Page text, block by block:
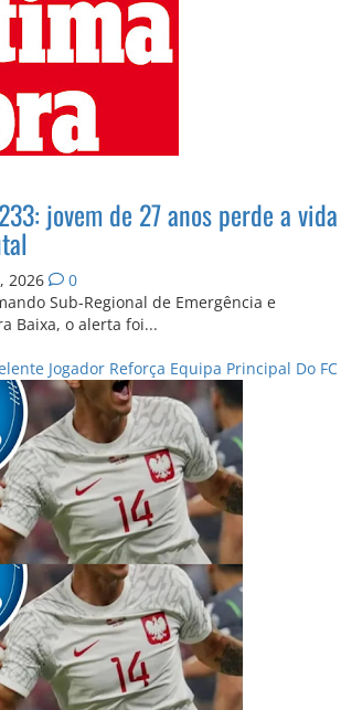
jovem de 27 anos perde a vida
2026
0
Sub-Regional de Emergência e
Baixa, o alerta foi...
Jogador Reforça Equipa Principal Do FC